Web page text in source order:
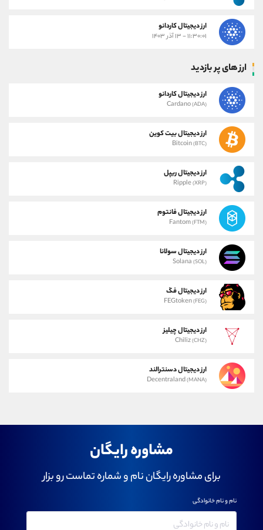
ارز دیجیتال کاردانو
۱۱:۳۰:۰۱ - ۱۳ آذر ۱۴۰۳
ارز های پر بازدید
ارز دیجیتال کاردانو
Cardano(ADA)
ارز دیجیتال بیت کوین
Bitcoin(BTC)
ارز دیجیتال ریپل
Ripple(XRP)
ارز دیجیتال فانتوم
Fantom(FTM)
ارز دیجیتال سولانا
Solana (SOL)
ارز دیجیتال فگ
FEGtoken(FEG)
ارز دیجیتال چیلیز
Chiliz(CHZ)
ارز دیجیتال دسنترالند
Decentraland(MANA)
مشاوره رایگان
برای مشاوره رایگان نام و شماره تماست رو بزار
نام و نام خانوادگی